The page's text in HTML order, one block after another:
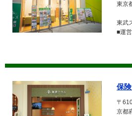
東京
東武
■運
保
〒
京都